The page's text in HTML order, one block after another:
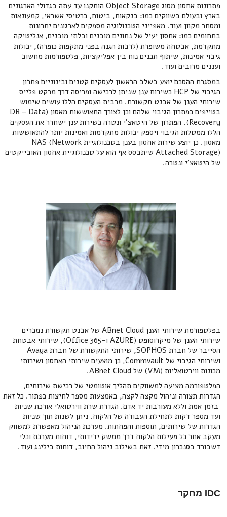
פתרונות אחסון מסוג Object Storage הותקנו עד עתה בגדולי הארגונים
בארץ ובעולם בשווקים כמו: בנקאות, ביטוח, כרטיסי אשראי, קמעונאות
ומסחר מקוון ועוד. מאפייני הטכנולוגיה מספקים לארגונים יתרונות
בתחומים כמו: אחסון יעיל של נתונים מובנים ובלתי מובנים, אנליטיקה
מתקדמת, אבטחה משופרת (לרבות הגנה בפני מתקפות כופרה), יכולות
גיבוי אמינות, שיתוף תכנים נוח בין אפליקציות, פלטפורמות מחשוב
ועננים מרובים ועוד.
במסגרת ההסכם יוצע בשלב הראשון לעסקים קטנים ובינוניים פתרון
הגיבוי של HCP כשירות ענן שניתן לרכישה ופריסה דרך מרקט פלייס
שירותי הענן של אבנט תקשורת. מרבית העסקים הללו עושים שימוש
בטייפים כפתרון הגיבוי שלהם וכן לצורך התאוששות מאסון (DR – Data
Recovery). הפתרון של היטאצ'י ונטרה כשירות ענן ישחרר את העסקים
הללו ממטלות הגיבוי ויספק יכולות מתקדמות ואמינות יותר להתאוששות
מאסון. כן יוצע שירות אחסון בענן בטכנולוגיית NAS (Network
Attached Storage) שיתבסס אף הוא על טכנולוגיית אחסון האובייקטים
של היטאצ'י ונטרה.
בפלטפורמת שירותי הענן ABnet Cloud של אבנט תקשורת נמכרים
שירותי הענן של מיקרוסופט (AZURE ו-Office 365), שירותי אבטחת
הסייבר של חברת SOPHOS, שירותי התקשורת של חברת Avaya
ושירותי הגיבוי של Commvault, כן מוצעים שירותי האחסון ושירותי
מכונות ווירטואליות (VM) של ABnet Cloud.
הפלטפורמה מציעה למשווקים תהליך אוטומטי של רכישת שירותים,
הגדרות תצורה וניהול מקצה לקצה, באמצעות מספר לחיצות כפתור. כל זאת
בזמן אמת וללא מעורבות יד אדם. הגדרת שרת ווירטואלי אורכת שניות
ועד מספר דקות לתחילת העבודה של הלקוח. ניתן לשנות תוך שניות
הגדרות של שירותים, תוספות והפחתות. מערכת הניהול מאפשרת למשווק
מעקב אחר כל פעילות הלקוח דרך ממשק ידידותי, דוחות מערכת וכלי
דשבורד בסנכרון מידי. זאת בשילוב ניהול החיוב, דוחות בילינג ועוד.
IDC מחקר